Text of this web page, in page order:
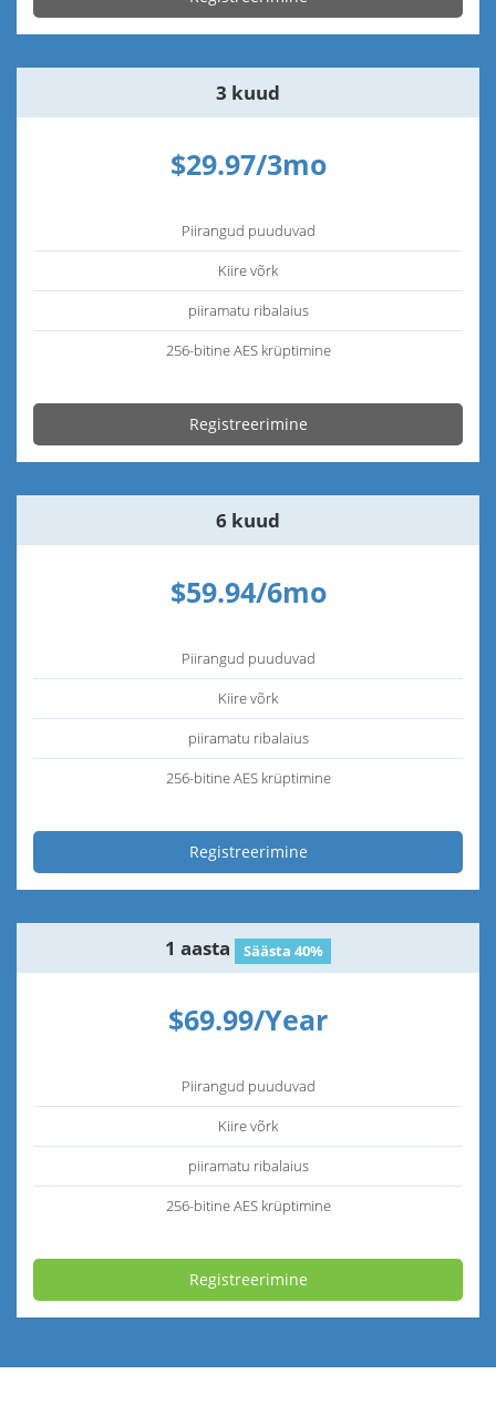
3 kuud
$29.97/3mo
Piirangud puuduvad
Kiire võrk
piiramatu ribalaius
256-bitine AES krüptimine
Registreerimine
6 kuud
$59.94/6mo
Piirangud puuduvad
Kiire võrk
piiramatu ribalaius
256-bitine AES krüptimine
Registreerimine
1 aasta Säästa 40%
$69.99/Year
Piirangud puuduvad
Kiire võrk
piiramatu ribalaius
256-bitine AES krüptimine
Registreerimine